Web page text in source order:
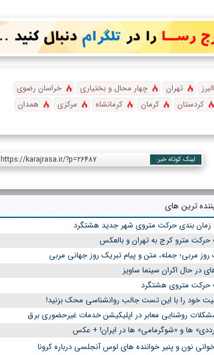
البرز تهران چهار محال و بختیاری
خراسان رضوی
کردستان کرمان کرمانشاه مرکزی
همدان
لینک کوتاه خبر: https://karajrasa.ir/?p=26487
ترین های
بندی حرکت متروی شهر جدید هشتگرد
مترو کرج به تهران و بالعکس
روز مربی؛ جمله، متن و پیام تبریک روز جهانی مربی
در حال اکران سینما ساویز
حرکت متروی هشتگرد
خود را با این تست جالب روانشناسی محک بزنید!
روشنایی معابر در اپلیکیشن خدمات غیرحضوری برق
ها و «شوگرمامی» ها در ایران! + عکس
نون و پنیر خواننده های لوس آنجلسی درباره کرونا